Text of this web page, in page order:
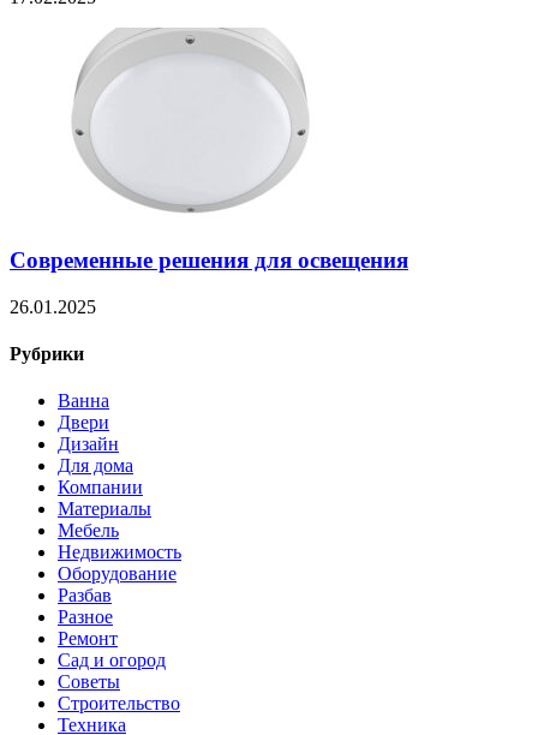
Современные решения для освещения
26.01.2025
Рубрики
Ванна
Двери
Дизайн
Для дома
Компании
Материалы
Мебель
Недвижимость
Оборудование
Разбав
Разное
Ремонт
Сад и огород
Советы
Строительство
Техника